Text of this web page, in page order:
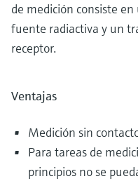
de medición consiste
fuente radiactiva y un
receptor.
Ventajas
Medición sin
Para tareas de
principios no se